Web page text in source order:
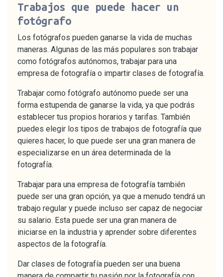
Trabajos que puede hacer un
fotógrafo
Los fotógrafos pueden ganarse la vida de muchas
maneras. Algunas de las más populares son trabajar
como fotógrafos autónomos, trabajar para una
empresa de fotografía o impartir clases de fotografía.
Trabajar como fotógrafo autónomo puede ser una
forma estupenda de ganarse la vida, ya que podrás
establecer tus propios horarios y tarifas. También
puedes elegir los tipos de trabajos de fotografía que
quieres hacer, lo que puede ser una gran manera de
especializarse en un área determinada de la
fotografía.
Trabajar para una empresa de fotografía también
puede ser una gran opción, ya que a menudo tendrá un
trabajo regular y puede incluso ser capaz de negociar
su salario. Esta puede ser una gran manera de
iniciarse en la industria y aprender sobre diferentes
aspectos de la fotografía.
Dar clases de fotografía pueden ser una buena